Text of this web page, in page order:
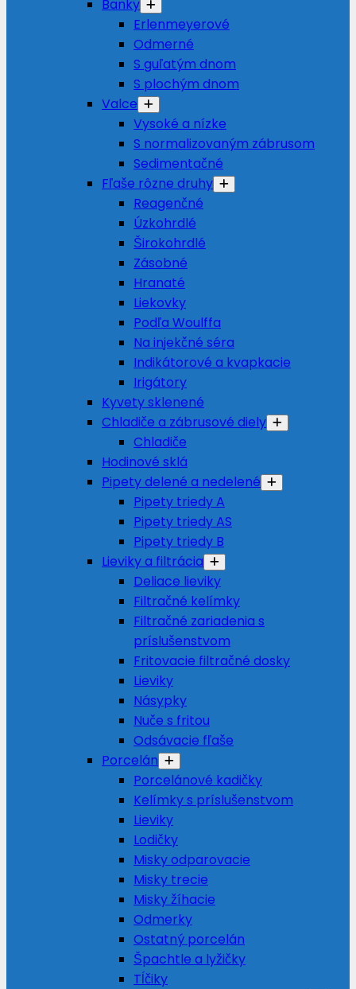
Banky
Erlenmeyerové
Odmerné
S guľatým dnom
S plochým dnom
Valce
Vysoké a nízke
S normalizovaným zábrusom
Sedimentačné
Fľaše rôzne druhy
Reagenčné
Úzkohrdlé
Širokohrdlé
Zásobné
Hranaté
Liekovky
Podľa Woulffa
Na injekčné séra
Indikátorové a kvapkacie
Irigátory
Kyvety sklenené
Chladiče a zábrusové diely
Chladiče
Hodinové sklá
Pipety delené a nedelené
Pipety triedy A
Pipety triedy AS
Pipety triedy B
Lieviky a filtrácia
Deliace lieviky
Filtračné kelímky
Filtračné zariadenia s
príslušenstvom
Fritovacie filtračné dosky
Lieviky
Násypky
Nuče s fritou
Odsávacie fľaše
Porcelán
Porcelánové kadičky
Kelímky s príslušenstvom
Lieviky
Lodičky
Misky odparovacie
Misky trecie
Misky žíhacie
Odmerky
Ostatný porcelán
Špachtle a lyžičky
Tĺčiky